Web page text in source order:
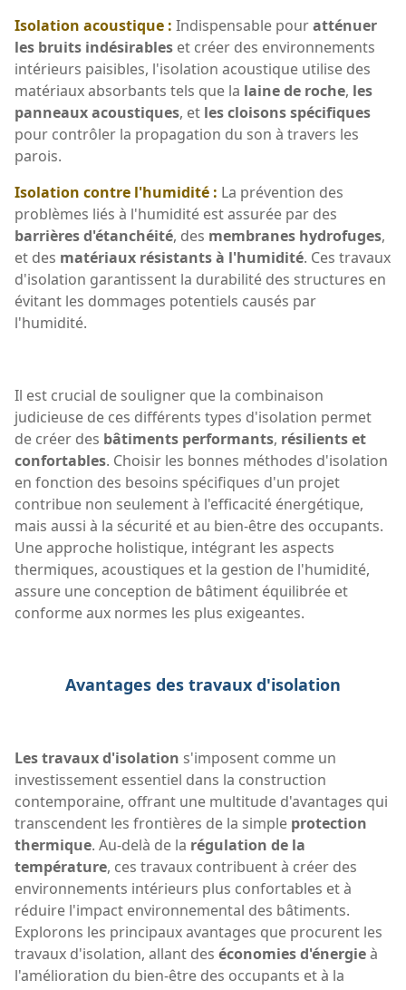
Isolation acoustique : Indispensable pouratténuer
les bruits indésirables et créer des environnements
intérieurs paisibles, l'isolation acoustique utilise des
matériaux absorbants tels que la laine de roche, les
panneaux acoustiques, et les cloisons spécifiques
pour contrôler la propagation du son à travers les
parois.
Isolation contre l'humidité : La prévention des
problèmes liés à l'humidité est assurée par des
barrières d'étanchéité, des membranes hydrofuges,
et des matériaux résistants à l'humidité. Ces travaux
d'isolation garantissent la durabilité des structures en
évitant les dommages potentiels causés par
l'humidité.
Il est crucial de souligner que la combinaison
judicieuse de ces différents types d'isolation permet
de créer des bâtiments performants, résilients et
confortables. Choisir les bonnes méthodes d'isolation
en fonction des besoins spécifiques d'un projet
contribue non seulement à l'efficacité énergétique,
mais aussi à la sécurité et au bien-être des occupants.
Une approche holistique, intégrant les aspects
thermiques, acoustiques et la gestion de l'humidité,
assure une conception de bâtiment équilibrée et
conforme aux normes les plus exigeantes.
Avantages des travaux d'isolation
Les travaux d'isolation s'imposent comme un
investissement essentiel dans la construction
contemporaine, offrant une multitude d'avantages qui
transcendent les frontières de la simple protection
thermique. Au-delà de la régulation de la
température, ces travaux contribuent à créer des
environnements intérieurs plus confortables et à
réduire l'impact environnemental des bâtiments.
Explorons les principaux avantages que procurent les
travaux d'isolation, allant des économies d'énergieà
l'amélioration du bien-être des occupants et à la